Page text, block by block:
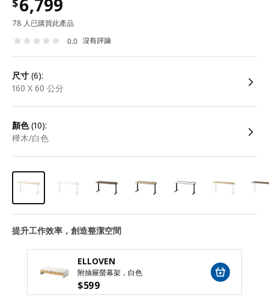
$6,799
78 人已購買此產品
0.0 沒有評論
尺寸 (6):
160 X 60 公分
顏色(10):
樺木/白色
提升工作效率，創造整潔空間
ELLOVEN
附抽屜螢幕架，白色
$599